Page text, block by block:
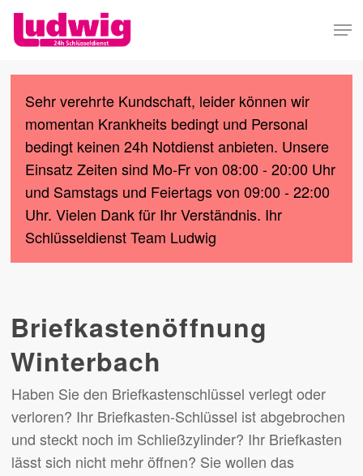
Skip
content
Sehr verehrte Kundschaft, leider können wir
momentan Krankheits bedingt und Personal
bedingt keinen 24h Notdienst anbieten. Unsere
Einsatz Zeiten sind Mo-Fr von 08:00 - 20:00 Uhr
und Samstags und Feiertags von 09:00 - 22:00
Uhr. Vielen Dank für Ihr Verständnis. Ihr
Schlüsseldienst Team Ludwig
Briefkastenöffnung
Winterbach
Haben Sie den Briefkastenschlüssel verlegt oder
verloren? Ihr Briefkasten-Schlüssel ist abgebrochen
und steckt noch im Schließzylinder? Ihr Briefkasten
lässt sich nicht mehr öffnen? Sie wollen das
Menu